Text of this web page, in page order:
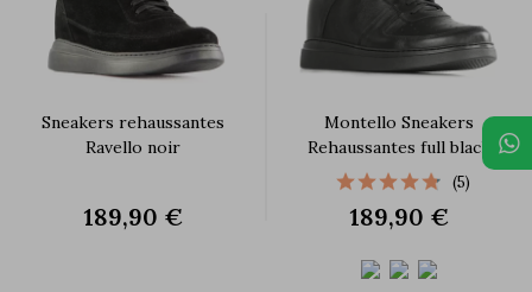
Sneakers rehaussantes
Ravello noir
189,90 €
Montello Sneakers
Rehaussantes full black
(5)
189,90 €